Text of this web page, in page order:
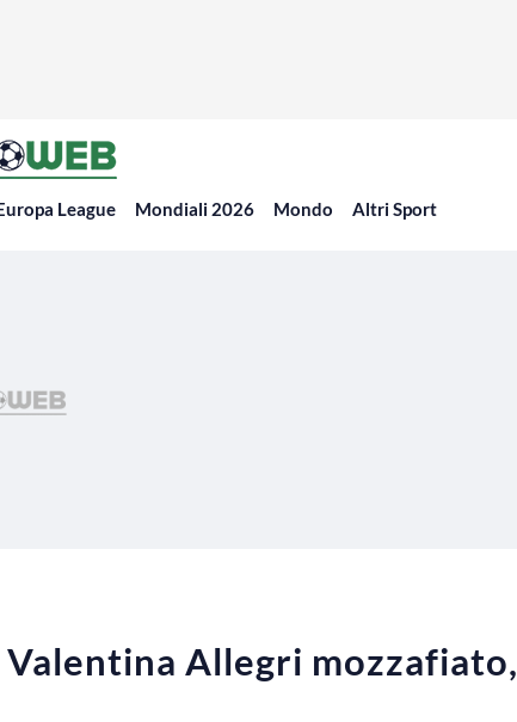
League Mondiali 2026 Mondo Altri Sport
Valentina Allegri mozzafiato,